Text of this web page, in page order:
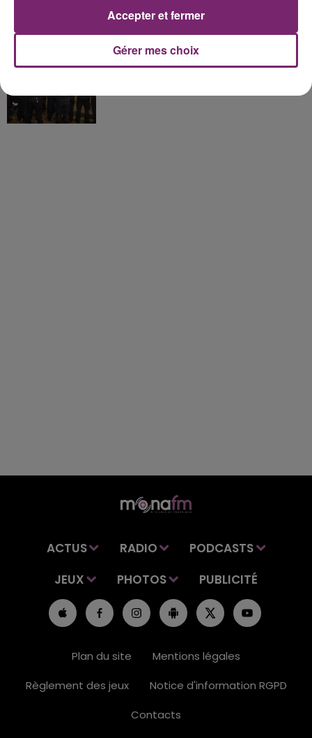
158 pompiers de la région sont
partis hier soir pour la Gironde
ACTUS RADIO
PODCASTS
JEUX
PHOTOS PUBLICITÉ
Plan du site
Mentions légales
Règlement des jeux
Notice d'information RGPD
Contacts
Gérer mes choix
Accepter et fermer